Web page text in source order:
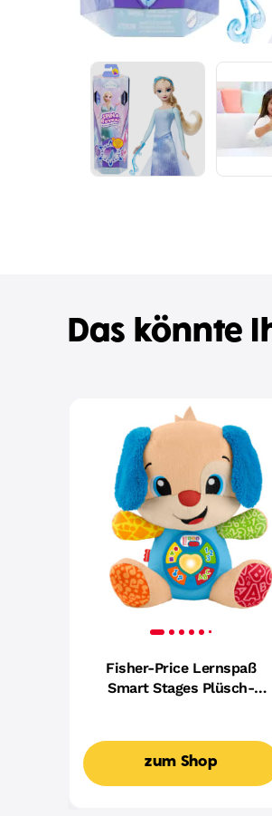
Das könnte
Fisher-Price Lernspaß
Smart Stages Plüsch-
Mehrsprachige Version
zum Shop